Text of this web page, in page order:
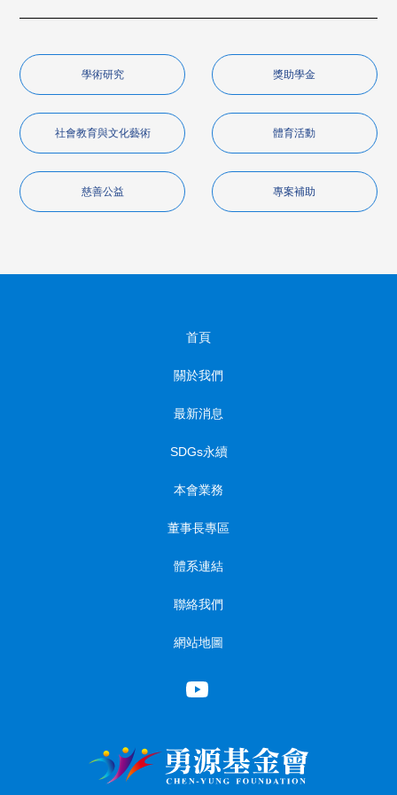
學術研究 獎助學金
社會教育與文化藝術 體育活動
慈善公益 專案補助
首頁
關於我們
最新消息
SDGs永續
本會業務
董事長專區
體系連結
聯絡我們
網站地圖